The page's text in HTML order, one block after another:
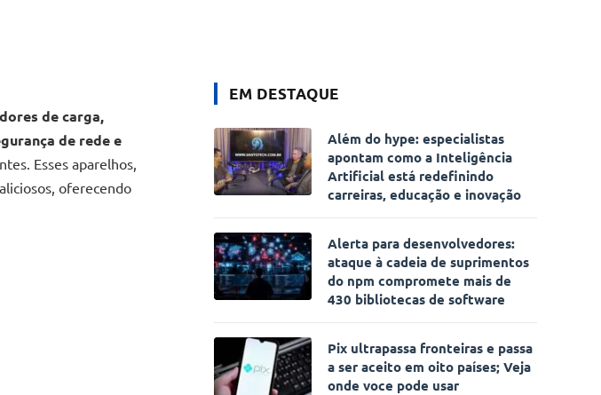
de carga,
de rede e
Esses aparelhos,
oferecendo
EM DESTAQUE
Além do hype: especialistas
apontam como a Inteligência
Artificial está redefinindo
carreiras, educação e inovação
Alerta para desenvolvedores:
ataque à cadeia de suprimentos
do npm compromete mais de
430 bibliotecas de software
Pix ultrapassa fronteiras e passa
a ser aceito em oito países; Veja
onde voce pode usar